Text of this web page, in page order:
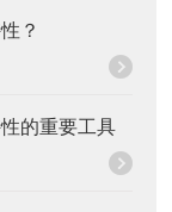
？
的重要工具